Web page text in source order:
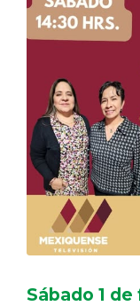
Sábado 1